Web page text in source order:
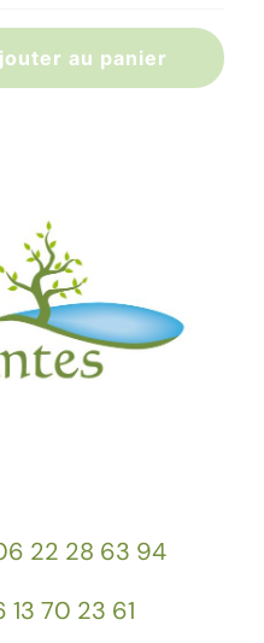
au panier
22 28 63 94
70 23 61